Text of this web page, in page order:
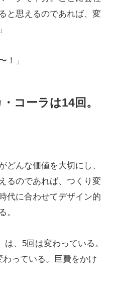
と思えるのであれば、変
！」
コーラは14回。
どんな価値を大切にし、
るのであれば、つくり変
代に合わせてデザイン的
。
、5回は変わっている。
っている。巨費をかけ